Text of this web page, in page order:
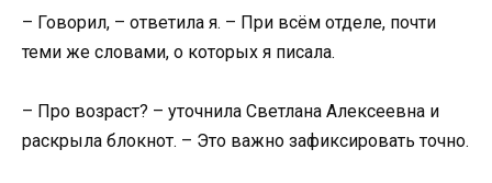
– Говорил, – ответила я. – При всём отделе, почти
теми же словами, о которых я писала.
– Про возраст? – уточнила Светлана Алексеевна и
раскрыла блокнот. – Это важно зафиксировать точно.